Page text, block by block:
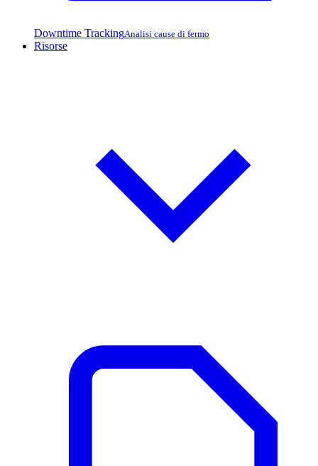
Downtime TrackingAnalisi cause di fermo
Risorse